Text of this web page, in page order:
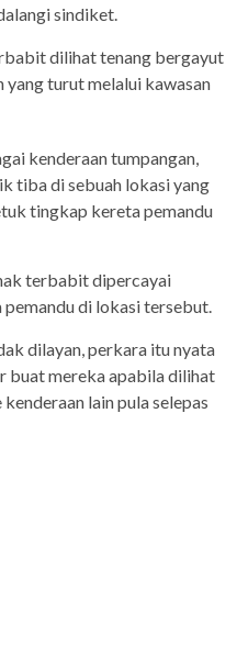
sindiket.
dilihat tenang bergayut
yang turut melalui kawasan
kenderaan tumpangan,
tiba di sebuah lokasi yang
tingkap kereta pemandu
terbabit dipercayai
di lokasi tersebut.
dilayan, perkara itu nyata
buat mereka apabila dilihat
lain pula selepas